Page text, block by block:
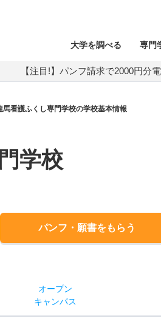
大学を調べる 専門
【注目!】パンフ請求で2000円分
馬看護ふくし専門学校の学校基本情報
学校
パンフ・願書をもらう
オープン
キャンパス